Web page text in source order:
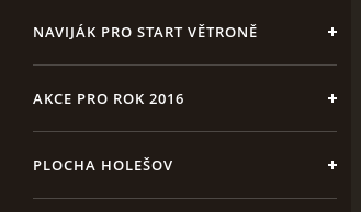
NAVIJÁK PRO START VĚTRONĚ
AKCE PRO ROK 2016
PLOCHA HOLEŠOV